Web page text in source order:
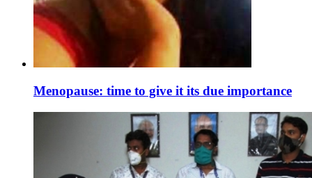
Menopause: time to give it its due importance